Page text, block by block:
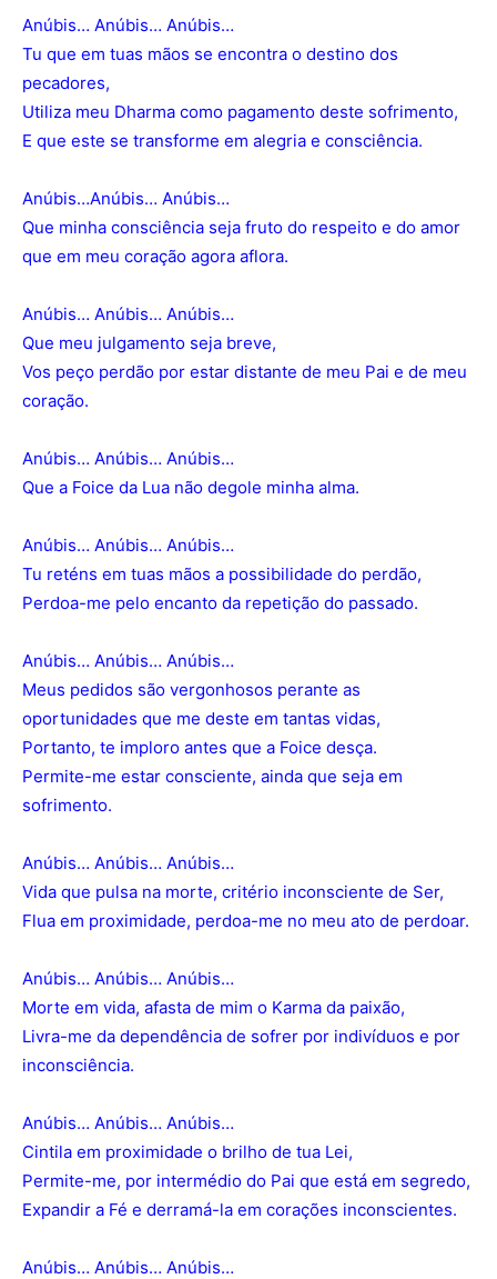
Anúbis… Anúbis… Anúbis…
Tu que em tuas mãos se encontra o destino dos
pecadores,
Utiliza meu Dharma como pagamento deste sofrimento,
E que este se transforme em alegria e consciência.
Anúbis…Anúbis… Anúbis…
Que minha consciência seja fruto do respeito e do amor
que em meu coração agora aflora.
Anúbis… Anúbis… Anúbis…
Que meu julgamento seja breve,
Vos peço perdão por estar distante de meu Pai e de meu
coração.
Anúbis… Anúbis… Anúbis…
Que a Foice da Lua não degole minha alma.
Anúbis… Anúbis… Anúbis…
Tu reténs em tuas mãos a possibilidade do perdão,
Perdoa-me pelo encanto da repetição do passado.
Anúbis… Anúbis… Anúbis…
Meus pedidos são vergonhosos perante as
oportunidades que me deste em tantas vidas,
Portanto, te imploro antes que a Foice desça.
Permite-me estar consciente, ainda que seja em
sofrimento.
Anúbis… Anúbis… Anúbis…
Vida que pulsa na morte, critério inconsciente de Ser,
Flua em proximidade, perdoa-me no meu ato de perdoar.
Anúbis… Anúbis… Anúbis…
Morte em vida, afasta de mim o Karma da paixão,
Livra-me da dependência de sofrer por indivíduos e por
inconsciência.
Anúbis… Anúbis… Anúbis…
Cintila em proximidade o brilho de tua Lei,
Permite-me, por intermédio do Pai que está em segredo,
Expandir a Fé e derramá-la em corações inconscientes.
Anúbis… Anúbis… Anúbis…